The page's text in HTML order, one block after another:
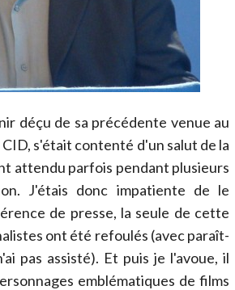
déçu de sa précédente venue au
s'était contenté d'un salut de la
attendu parfois pendant plusieurs
J'étais donc impatiente de le
de presse, la seule de cette
ont été refoulés (avec paraît-
pas assisté). Et puis je l'avoue, il
emblématiques de films